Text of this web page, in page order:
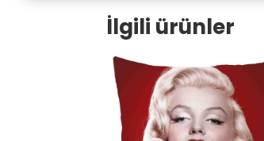
İlgili ürünler